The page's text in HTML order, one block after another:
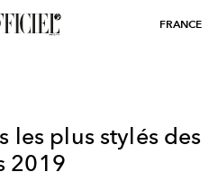
FRANCE
les plus stylés des
2019